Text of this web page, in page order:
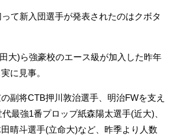
て新入団選手が発表されたのはクボタ
大)ら強豪校のエース級が加入した昨年
に見事。
副将CTB押川敦治選手、明治FWを支え
最強1番プロップ紙森陽太選手(近大)、
晴斗選手(立命大)など、昨季より人数